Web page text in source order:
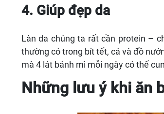
4. Giúp đẹp da
Làn da chúng ta rất cần protein –
thường có trong bít tết, cá và đồ
mà 4 lát bánh mì mỗi ngày có thể
Những lưu ý khi ăn